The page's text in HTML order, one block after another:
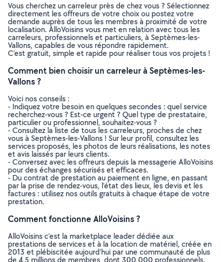
Vous cherchez un carreleur près de chez vous ? Sélectionnez
directement les offreurs de votre choix ou postez votre
demande auprès de tous les membres à proximité de votre
localisation. AlloVoisins vous met en relation avec tous les
carreleurs, professionnels et particuliers, à Septèmes-les-
Vallons, capables de vous répondre rapidement.
C’est gratuit, simple et rapide pour réaliser tous vos projets !
Comment bien choisir un carreleur à Septèmes-les-
Vallons ?
Voici nos conseils :
- Indiquez votre besoin en quelques secondes : quel service
recherchez-vous ? Est-ce urgent ? Quel type de prestataire,
particulier ou professionnel, souhaitez-vous ?
- Consultez la liste de tous les carreleurs, proches de chez
vous à Septèmes-les-Vallons ! Sur leur profil, consultez les
services proposés, les photos de leurs réalisations, les notes
et avis laissés par leurs clients.
- Conversez avec les offreurs depuis la messagerie AlloVoisins
pour des échanges sécurisés et efficaces.
- Du contrat de prestation au paiement en ligne, en passant
par la prise de rendez-vous, l’état des lieux, les devis et les
factures : utilisez nos outils gratuits à chaque étape de votre
prestation.
Comment fonctionne AlloVoisins ?
AlloVoisins c’est la marketplace leader dédiée aux
prestations de services et à la location de matériel, créée en
2013 et plébiscitée aujourd’hui par une communauté de plus
de 4,5 millions de membres, dont 300 000 professionnels.